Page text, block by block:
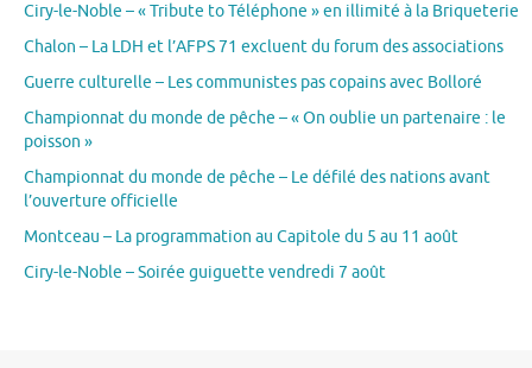
Ciry-le-Noble – « Tribute to Téléphone » en illimité à la Briqueterie
Chalon – La LDH et l’AFPS 71 excluent du forum des associations
Guerre culturelle – Les communistes pas copains avec Bolloré
Championnat du monde de pêche – « On oublie un partenaire : le
poisson »
Championnat du monde de pêche – Le défilé des nations avant
l’ouverture officielle
Montceau – La programmation au Capitole du 5 au 11 août
Ciry-le-Noble – Soirée guiguette vendredi 7 août